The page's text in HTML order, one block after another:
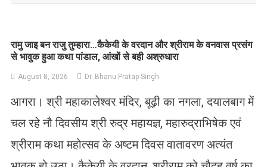
रामु जाइ बन राजु तुम्हारा…कैकेयी के वरदान और श्रीराम के वनवास प्रसंग
से भावुक हुआ कथा पांडाल, आंखों से बही अश्रुधारा
August 8, 2026 Dr. Bhanu Pratap Singh
आगरा। श्री महाकालेश्वर मंदिर, बूढ़ी का नगला, दयालबाग में
चल रहे नौ दिवसीय श्री रुद्र महायज्ञ, महारुद्राभिषेक एवं
श्रीराम कथा महोत्सव के अष्टम दिवस वातावरण अत्यंत